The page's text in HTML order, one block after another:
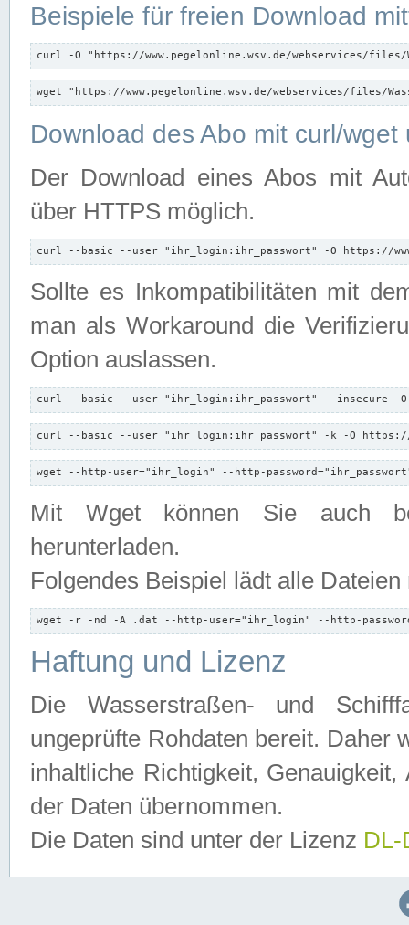
Beispiele für freien Download
curl -O "https://www.pegelonline.wsv.de/webservices/files/
wget "https://www.pegelonline.wsv.de/webservices/files/
Download des Abo mit curl/
Der Download eines Abos mit
über HTTPS möglich.
curl --basic --user "ihr_login:ihr_passwort" -O https://
Sollte es Inkompatibilitäten mit
man als Workaround die
Option auslassen.
curl --basic --user "ihr_login:ihr_passwort" --insecure -
curl --basic --user "ihr_login:ihr_passwort" -k -O https://
wget --http-user="ihr_login" --http-
Mit Wget können Sie auch
herunterladen.
Folgendes Beispiel lädt alle
wget -r -nd -A .dat --http-user="ihr_login" --http-
Haftung und Lizenz
Die Wasserstraßen- und
ungeprüfte Rohdaten bereit. Daher
inhaltliche Richtigkeit,
der Daten übernommen.
Die Daten sind unter der Lizenz